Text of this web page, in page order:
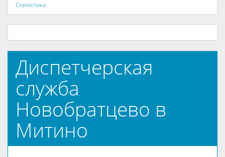
Статистика
Диспетчерская
служба
Новобратцево в
Митино